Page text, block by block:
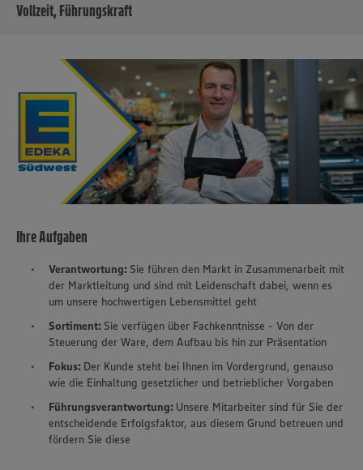
Vollzeit, Führungskraft
Ihre Aufgaben
Verantwortung: Sie führen den Markt in Zusammenarbeit mit
der Marktleitung und sind mit Leidenschaft dabei, wenn es
um unsere hochwertigen Lebensmittel geht
Sortiment: Sie verfügen über Fachkenntnisse - Von der
Steuerung der Ware, dem Aufbau bis hin zur Präsentation
Fokus: Der Kunde steht bei Ihnen im Vordergrund, genauso
wie die Einhaltung gesetzlicher und betrieblicher Vorgaben
Führungsverantwortung: Unsere Mitarbeiter sind für Sie der
entscheidende Erfolgsfaktor, aus diesem Grund betreuen und
fördern Sie diese